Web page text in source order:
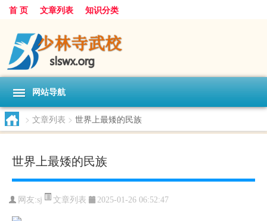
首 页 文章列表 知识分类
网站导航
> 文章列表 > 世界上最矮的民族
世界上最矮的民族
网友:sj 文章列表 2025-01-26 06:52:47